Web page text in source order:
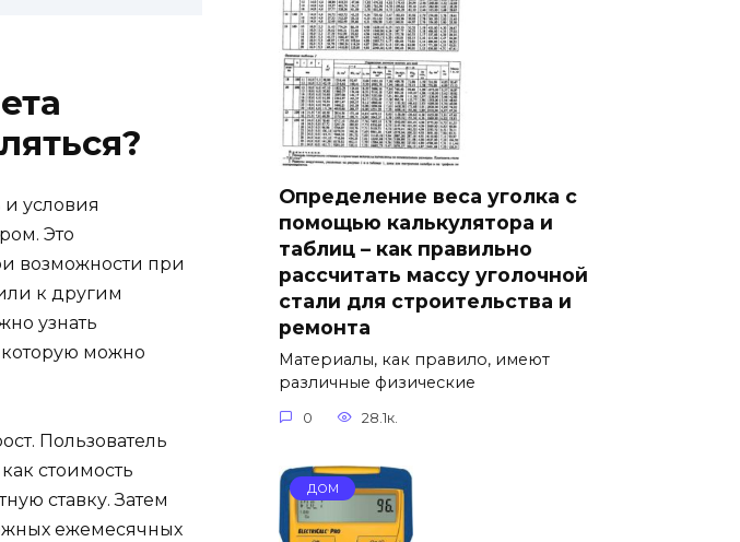
и условия
Это
возможности при
к другим
узнать
можно
Пользователь
стоимость
ставку. Затем
ежемесячных
Определение веса уголка с
помощью калькулятора и
таблиц – как правильно
рассчитать массу уголочной
стали для строительства и
ремонта
Материалы, как правило, имеют
различные физические
0 28.1к.
ДОМ